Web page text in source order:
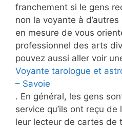
franchement si le gens
non la voyante à
en mesure de vous
professionnel des arts
pouvez aussi aller voir
Voyante tarologue et
– Savoie
. En général, les gens
service qu’ils ont reçu
leur lecteur de cartes de